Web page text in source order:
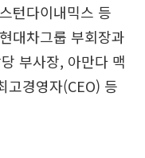
턴다이내믹스 등
대차그룹 부회장과
부사장, 아만다 맥
고경영자(CEO) 등